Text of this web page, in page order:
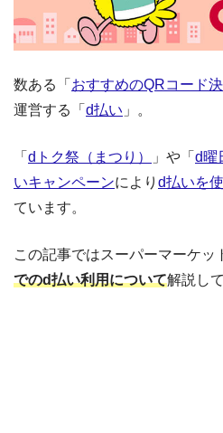
数ある「 おすすめのQRコード
運営する「 d払い 」。
「 dトク祭（まつり） 」や「 d曜
いキャンペーンにより d払いを
ています。
この記事ではスーパーマーケッ
でのd払い利用について解説し